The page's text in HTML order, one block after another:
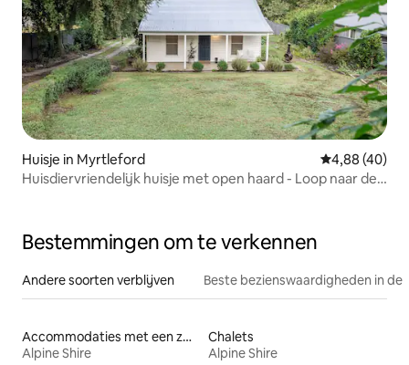
Huisje in Myrtleford Gemiddelde
4,88 (40)
Huisdiervriendelijk huisje met open haard - Loop naar de
Bestemmingen om te verkennen
Andere soorten verblijven Beste bezienswaardigheden in de
Accommodaties met een zwembad
Alpine Shire
Chalets
Alpine Shire